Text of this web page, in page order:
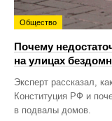
Общество
Почему
на улицах
Эксперт рассказал,
Конституция РФ и
в подвалы домов.